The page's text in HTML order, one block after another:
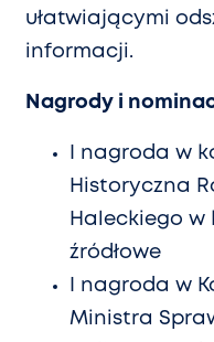
ułatwiającymi
informacji.
Nagrody i
I nagroda w
Historyczna
Haleckiego
źródłowe
I nagroda w
Ministra